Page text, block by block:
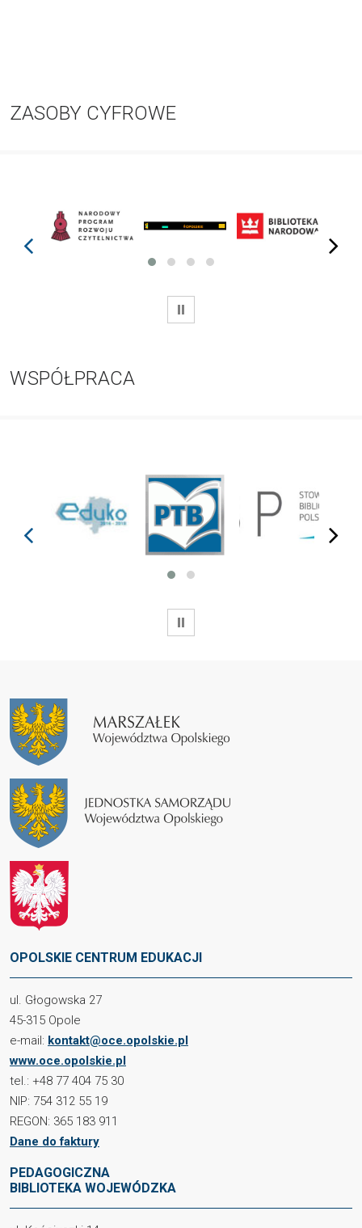
ZASOBY CYFROWE
prev next
WSTRZYMAJ
WSPÓŁPRACA
prev next
WSTRZYMAJ
OPOLSKIE CENTRUM EDUKACJI
ul. Głogowska 27
45-315 Opole
e-mail: kontakt@oce.opolskie.pl
www.oce.opolskie.pl
tel.: +48 77 404 75 30
NIP: 754 312 55 19
REGON: 365 183 911
Dane do faktury
PEDAGOGICZNA
BIBLIOTEKA WOJEWÓDZKA